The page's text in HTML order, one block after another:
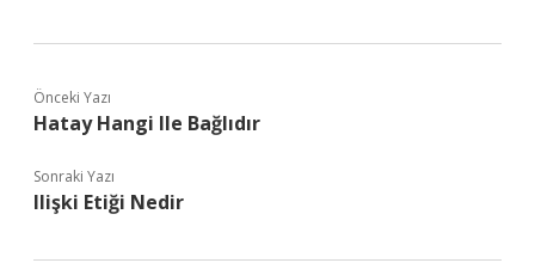
Önceki Yazı
Hatay Hangi Ile Bağlıdır
Sonraki Yazı
Ilişki Etiği Nedir